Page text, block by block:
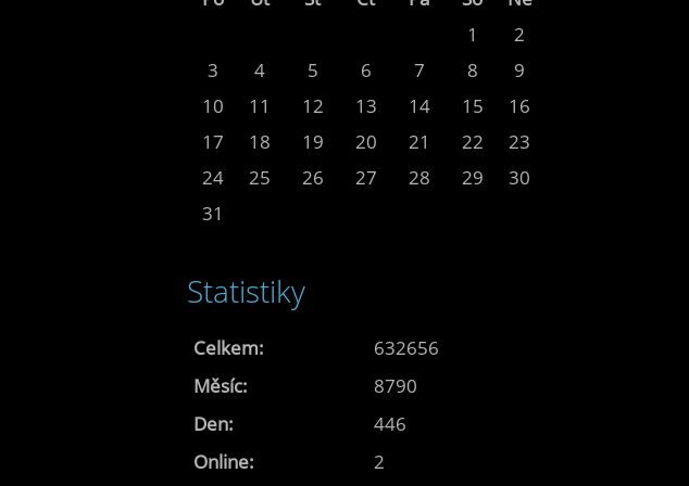
1
2
3
4 5 6 7 8
9
10
11 12 13 14 15
16
17
18 19 20 21 22
23
24
25 26 27 28 29
30
31
Statistiky
Online: 2
Celkem:
632656
Měsíc:
8790
Den:
446